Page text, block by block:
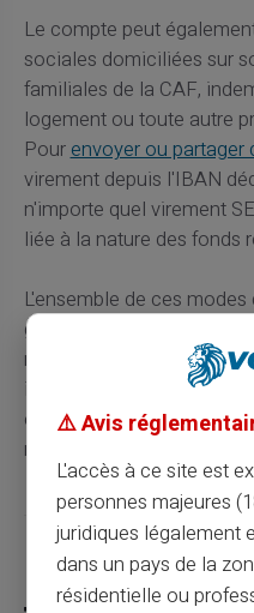
Le compte peut
sociales domiciliées sur
familiales de la CAF,
logement ou toute autre
Pourenvoyer ou partager
virement depuis l'IBAN
n'importe quel virement
liée à la nature des fonds
L'ensemble de ces
grande majorité des
rencontrées par les
indépendants, les
en reconversion, pour
revenu fixe et régulier
Partager cet article
⚠️ Avis
L'accès à ce site est
personnes majeures
juridiques légalement
dans un pays de la
résidentielle ou